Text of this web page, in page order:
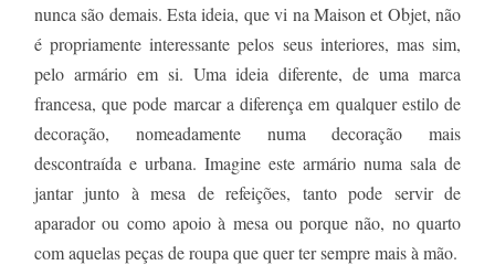
nunca são demais. Esta ideia, que vi na Maison et Objet, não
é propriamente interessante pelos seus interiores, mas sim,
pelo armário em si. Uma ideia diferente, de uma marca
francesa, que pode marcar a diferença em qualquer estilo de
decoração, nomeadamente numa decoração mais
descontraída e urbana. Imagine este armário numa sala de
jantar junto à mesa de refeições, tanto pode servir de
aparador ou como apoio à mesa ou porque não, no quarto
com aquelas peças de roupa que quer ter sempre mais à mão.